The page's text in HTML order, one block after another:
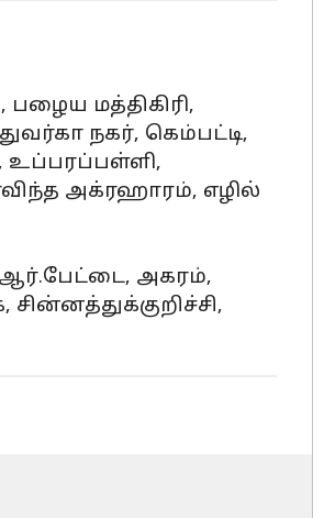
மத்திகிரி,
நகர், கெம்பட்டி,
அக்ரஹாரம், எழில்
அகரம்,